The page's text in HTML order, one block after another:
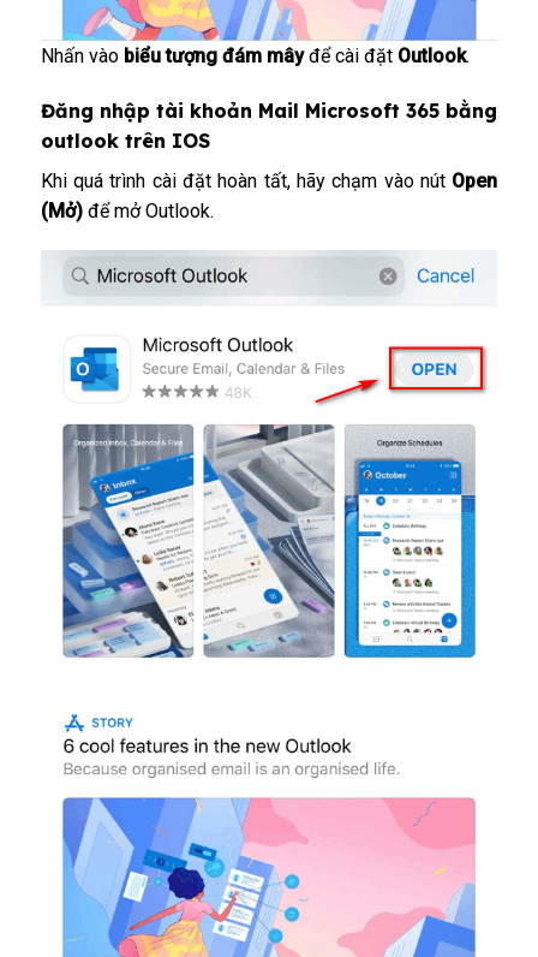
Nhấn vào biểu tượng đám mâyđể cài đặt Outlook.
Đăng nhập tài khoản Mail Microsoft 365 bằng
outlook trên IOS
Khi quá trình cài đặt hoàn tất, hãy chạm vào nút Open
(Mở)để mở Outlook.